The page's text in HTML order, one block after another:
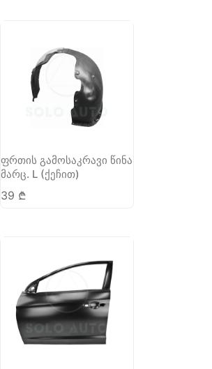
ფრთის გამოსაკრავი წინა
მარც. L (ქეჩით)
39 ₾